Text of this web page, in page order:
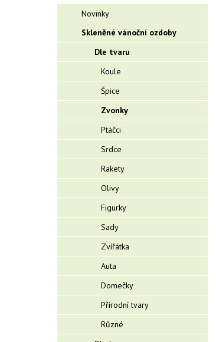
Novinky
Skleněné vánoční ozdoby
Dle tvaru
Koule
Špice
Zvonky
Ptáčci
Srdce
Rakety
Olivy
Figurky
Sady
Zvířátka
Auta
Domečky
Přírodní tvary
Různé